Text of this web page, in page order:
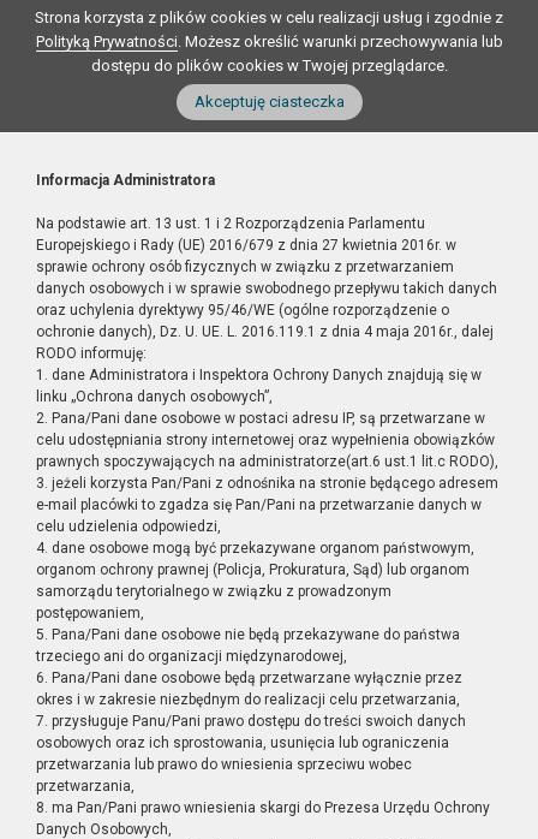
Strona korzysta z plików cookies w celu realizacji usług i zgodnie z
Polityką Prywatności. Możesz określić warunki przechowywania lub
dostępu do plików cookies w Twojej przeglądarce.
Akceptuję ciasteczka
Informacja Administratora
Na podstawie art. 13 ust. 1 i 2 Rozporządzenia Parlamentu
Europejskiego i Rady (UE) 2016/679 z dnia 27 kwietnia 2016r. w
sprawie ochrony osób fizycznych w związku z przetwarzaniem
danych osobowych i w sprawie swobodnego przepływu takich danych
oraz uchylenia dyrektywy 95/46/WE (ogólne rozporządzenie o
ochronie danych), Dz. U. UE. L. 2016.119.1 z dnia 4 maja 2016r., dalej
RODO informuję:
1. dane Administratora i Inspektora Ochrony Danych znajdują się w
linku „Ochrona danych osobowych”,
2. Pana/Pani dane osobowe w postaci adresu IP, są przetwarzane w
celu udostępniania strony internetowej oraz wypełnienia obowiązków
prawnych spoczywających na administratorze(art.6 ust.1 lit.c RODO),
3. jeżeli korzysta Pan/Pani z odnośnika na stronie będącego adresem
e-mail placówki to zgadza się Pan/Pani na przetwarzanie danych w
celu udzielenia odpowiedzi,
4. dane osobowe mogą być przekazywane organom państwowym,
organom ochrony prawnej (Policja, Prokuratura, Sąd) lub organom
samorządu terytorialnego w związku z prowadzonym
postępowaniem,
5. Pana/Pani dane osobowe nie będą przekazywane do państwa
trzeciego ani do organizacji międzynarodowej,
6. Pana/Pani dane osobowe będą przetwarzane wyłącznie przez
okres i w zakresie niezbędnym do realizacji celu przetwarzania,
7. przysługuje Panu/Pani prawo dostępu do treści swoich danych
osobowych oraz ich sprostowania, usunięcia lub ograniczenia
przetwarzania lub prawo do wniesienia sprzeciwu wobec
przetwarzania,
8. ma Pan/Pani prawo wniesienia skargi do Prezesa Urzędu Ochrony
Danych Osobowych,